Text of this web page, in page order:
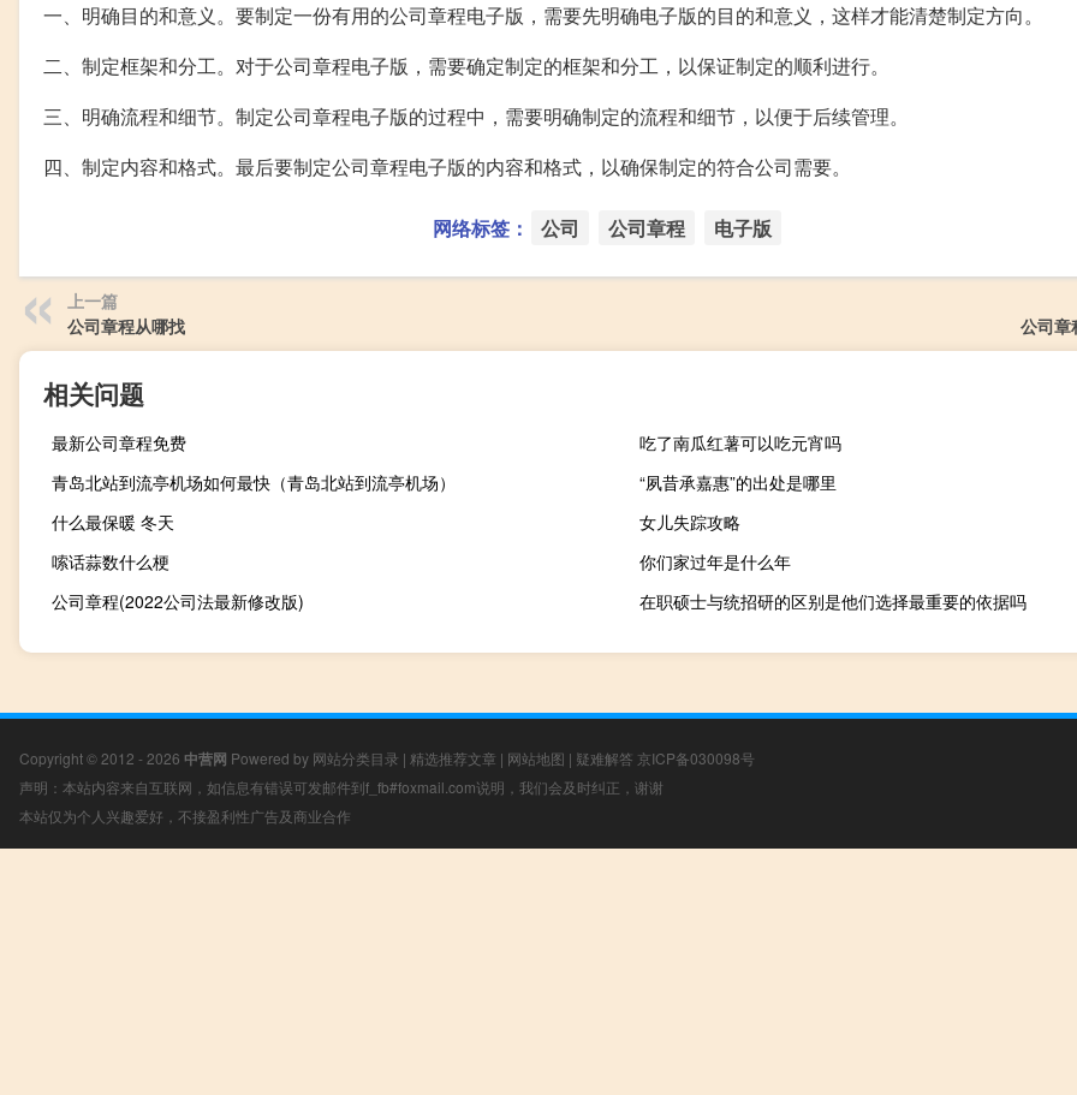
一、明确目的和意义。要制定一份有用的公司章程电子版，需要先明确电子版的目的和意义，这样才能清楚制定方向。
二、制定框架和分工。对于公司章程电子版，需要确定制定的框架和分工，以保证制定的顺利进行。
三、明确流程和细节。制定公司章程电子版的过程中，需要明确制定的流程和细节，以便于后续管理。
四、制定内容和格式。最后要制定公司章程电子版的内容和格式，以确保制定的符合公司需要。
网络标签： 公司 公司章程 电子版
上一篇
公司章程从哪找
公司
相关问题
最新公司章程免费
吃了南瓜红薯可以吃元宵吗
青岛北站到流亭机场如何最快（青岛北站到流亭机场）
“夙昔承嘉惠”的出处是哪里
什么最保暖 冬天
女儿失踪攻略
嗦话蒜数什么梗
你们家过年是什么年
公司章程(2022公司法最新修改版)
在职硕士与统招研的区别是他们选择最重要的依据吗
Copyright © 2012 - 2026 中营网 Powered by 网站分类目录 | 精选推荐文章 | 网站地图 | 疑难解答 京ICP备030098号
声明：本站内容来自互联网，如信息有错误可发邮件到f_fb#foxmail.com说明，我们会及时纠正，谢谢
本站仅为个人兴趣爱好，不接盈利性广告及商业合作